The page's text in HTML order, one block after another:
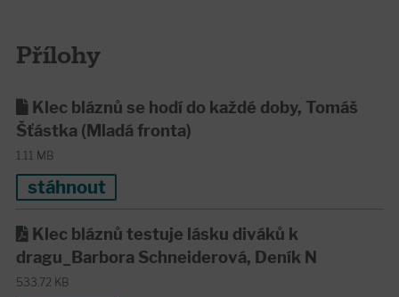
Přílohy
Klec bláznů se hodí do každé doby, Tomáš
Šťástka (Mladá fronta)
1.11 MB
stáhnout
Klec bláznů testuje lásku diváků k
dragu_Barbora Schneiderová, Deník N
533.72 KB